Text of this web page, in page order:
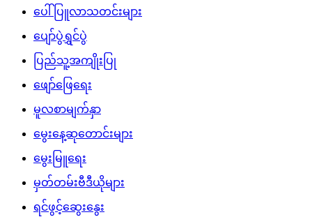
ပေါ်ပြူလာသတင်းများ
ပျော်ပွဲရွှင်ပွဲ
ပြည်သူ့အကျိုးပြု
ဖျော်ဖြေရေး
မူလစာမျက်နှာ
မွေးနေ့ဆုတောင်းများ
မွေးမြူရေး
မှတ်တမ်းဗီဒီယိုများ
ရင်ဖွင့်ဆွေးနွေး